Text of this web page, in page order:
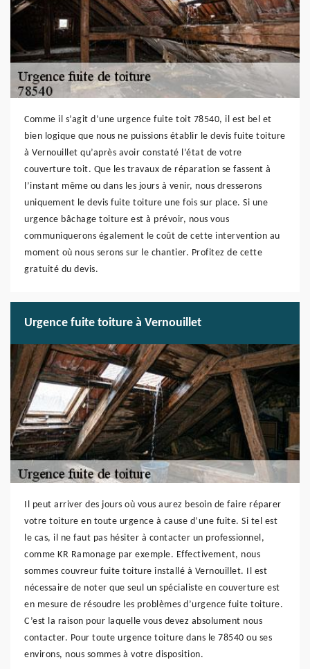
Comme il s’agit d’une urgence fuite toit 78540, il est bel et
bien logique que nous ne puissions établir le devis fuite toiture
à Vernouillet qu’après avoir constaté l’état de votre
couverture toit. Que les travaux de réparation se fassent à
l’instant même ou dans les jours à venir, nous dresserons
uniquement le devis fuite toiture une fois sur place. Si une
urgence bâchage toiture est à prévoir, nous vous
communiquerons également le coût de cette intervention au
moment où nous serons sur le chantier. Profitez de cette
gratuité du devis.
Urgence fuite toiture à Vernouillet
Il peut arriver des jours où vous aurez besoin de faire réparer
votre toiture en toute urgence à cause d’une fuite. Si tel est
le cas, il ne faut pas hésiter à contacter un professionnel,
comme KR Ramonage par exemple. Effectivement, nous
sommes couvreur fuite toiture installé à Vernouillet. Il est
nécessaire de noter que seul un spécialiste en couverture est
en mesure de résoudre les problèmes d’urgence fuite toiture.
C’est la raison pour laquelle vous devez absolument nous
contacter. Pour toute urgence toiture dans le 78540 ou ses
environs, nous sommes à votre disposition.